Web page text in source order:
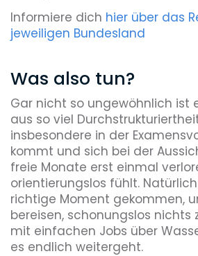
Informiere dich hier über das
jeweiligen Bundesland
Was also tun?
Gar nicht so ungewöhnlich ist
aus so viel
insbesondere in der
kommt und sich bei der
freie Monate erst einmal
orientierungslos fühlt.
richtige Moment gekommen,
bereisen, schonungslos nichts
mit einfachen Jobs über
es endlich weitergeht.